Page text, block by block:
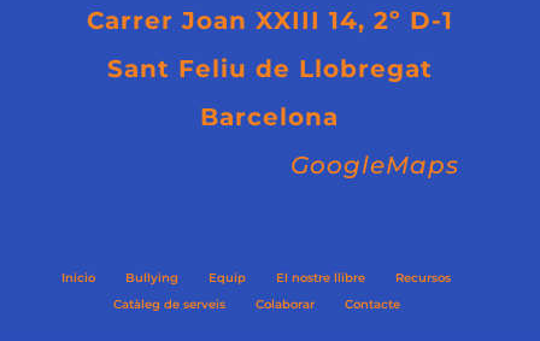
Carrer Joan XXIII 14, 2º D-1
Sant Feliu de Llobregat
Barcelona
GoogleMaps
Inicio Bullying Equip El nostre llibre
Recursos
Catàleg de serveis
Colaborar Contacte